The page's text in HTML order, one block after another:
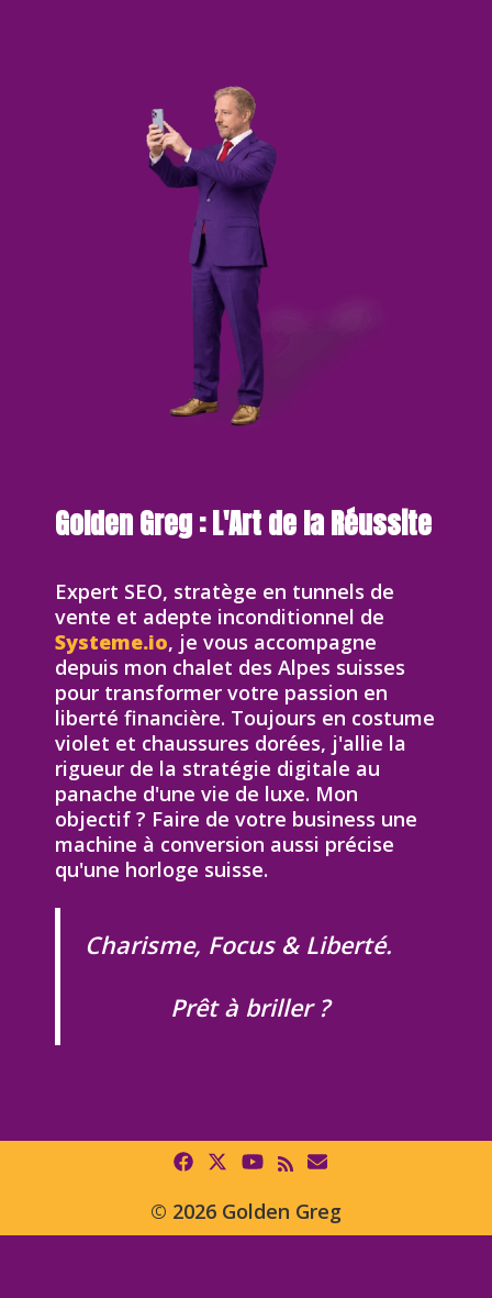
Golden Greg : L'Art de la Réussite
Expert SEO, stratège en tunnels de
vente et adepte inconditionnel de
Systeme.io, je vous accompagne
depuis mon chalet des Alpes suisses
pour transformer votre passion en
liberté financière. Toujours en costume
violet et chaussures dorées, j'allie la
rigueur de la stratégie digitale au
panache d'une vie de luxe. Mon
objectif ? Faire de votre business une
machine à conversion aussi précise
qu'une horloge suisse.
Charisme, Focus & Liberté.
Prêt à briller ?
© 2026 Golden Greg